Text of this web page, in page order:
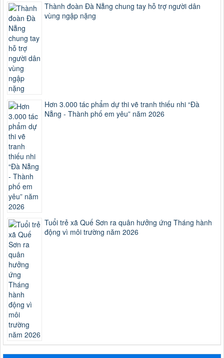
Thành đoàn Đà Nẵng chung tay hỗ trợ người dân
vùng ngập nặng
Hơn 3.000 tác phẩm dự thi vẽ tranh thiếu nhi “Đà
Nẵng - Thành phố em yêu” năm 2026
Tuổi trẻ xã Quế Sơn ra quân hưởng ứng Tháng hành
động vì môi trường năm 2026